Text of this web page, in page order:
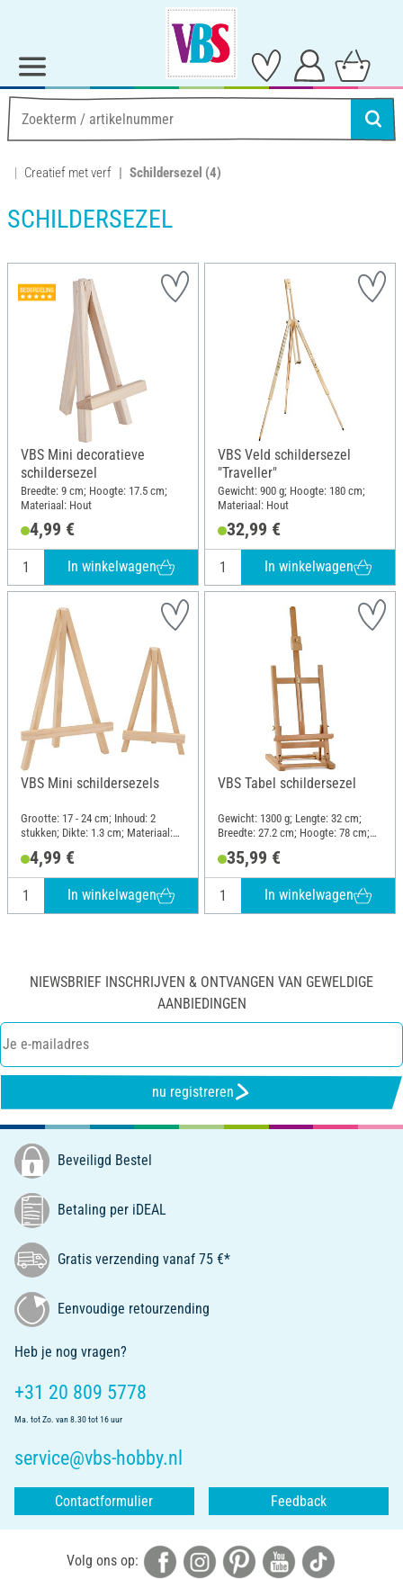
Creatief met verf Schildersezel (4)
SCHILDERSEZEL
VBS Mini decoratieve
schildersezel
Breedte: 9 cm; Hoogte: 17.5 cm;
Materiaal: Hout
4,99 €
In winkelwagen
VBS Veld schildersezel
"Traveller"
Gewicht: 900 g; Hoogte: 180 cm;
Materiaal: Hout
32,99 €
In winkelwagen
VBS Mini schildersezels
Grootte: 17 - 24 cm; Inhoud: 2
stukken; Dikte: 1.3 cm; Materiaal:
4,99 €
In winkelwagen
VBS Tabel schildersezel
Gewicht: 1300 g; Lengte: 32 cm;
Breedte: 27.2 cm; Hoogte: 78 cm;
35,99 €
In winkelwagen
NIEWSBRIEF INSCHRIJVEN & ONTVANGEN VAN GEWELDIGE
AANBIEDINGEN
nu registreren
Beveiligd Bestel
Betaling per iDEAL
Gratis verzending vanaf 75 €*
Eenvoudige retourzending
Heb je nog vragen?
+31 20 809 5778
Ma. tot Zo. van 8.30 tot 16 uur
service@vbs-hobby.nl
Contactformulier Feedback
Volg ons op: